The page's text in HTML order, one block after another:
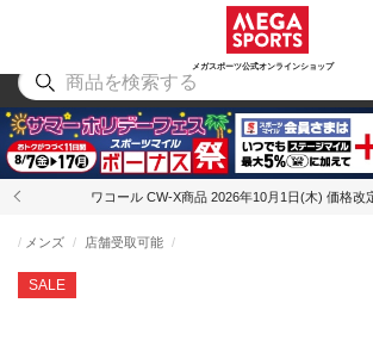
メガスポーツ公式オンラインショップ
アウトドア
ワコール CW-X商品 2026年10月1日(木) 価格改
SALE
メンズ 店舗受取可能